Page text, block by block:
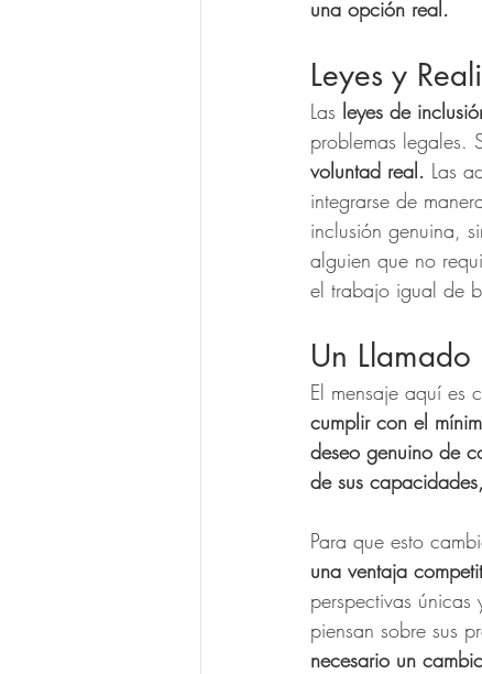
una opción real.
Leyes y
Las leyes de
problemas legales.
voluntad real. Las
integrarse de
inclusión genuina,
alguien que no
el trabajo igual de
Un
El mensaje aquí es
cumplir con el
deseo genuino de
de sus
Para que esto
una ventaja
perspectivas
piensan sobre sus
necesario un